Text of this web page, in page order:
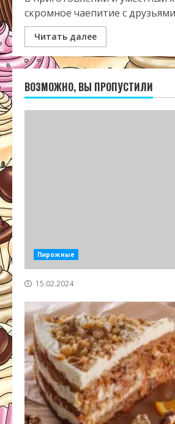
скромное чаепитие с друзьями
Читать далее
ВОЗМОЖНО, ВЫ ПРОПУСТИЛИ
Пирожные
15.02.2024